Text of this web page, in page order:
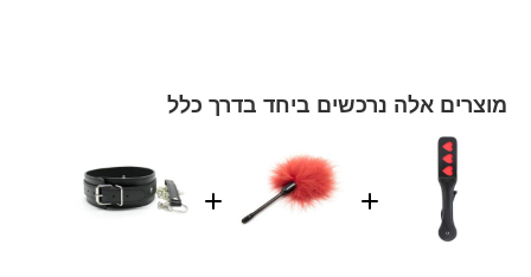
מוצרים אלה נרכשים ביחד בדרך כלל